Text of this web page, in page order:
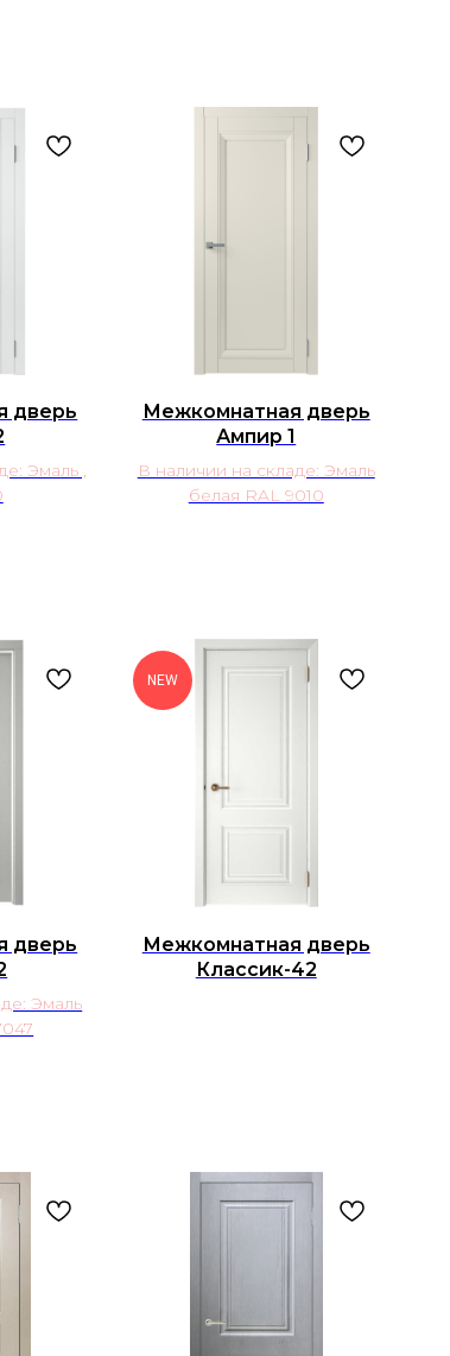
дверь
Эмаль ,
Межкомнатная дверь
Ампир 1
В наличии на складе: Эмаль
белая RAL 9010
дверь
Эмаль
NEW
Межкомнатная дверь
Классик-42